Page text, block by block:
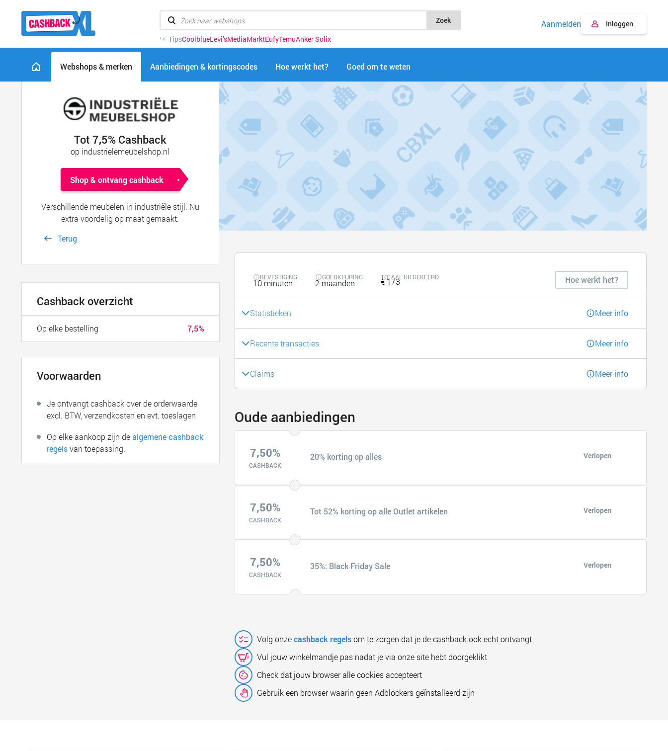
Zoek
TipsCoolblueLevi’sMediaMarktEufyTemuAnker Solix
Aanmelden Inloggen
Webshops & merken Aanbiedingen & kortingscodes Hoe werkt het? Goed om te weten
Tot 7,5% Cashback
op industrielemeubelshop.nl
Shop & ontvang cashback
Verschillende meubelen in industriële stijl. Nu
extra voordelig op maat gemaakt.
Terug
BEVESTIGING
10 minuten
GOEDKEURING
2 maanden
TOTAAL UITGEKEERD
€ 173 Hoe werkt het?
Statistieken Meer info
Recente transacties Meer info
Claims Meer info
Oude aanbiedingen
7,50%
CASHBACK
20% korting op alles Verlopen
7,50%
CASHBACK
Tot 52% korting op alle Outlet artikelen Verlopen
7,50%
CASHBACK
35%: Black Friday Sale Verlopen
Volg onzecashback regelsom te zorgen dat je de cashback ook echt ontvangt
Vul jouw winkelmandje pas nadat je via onze site hebt doorgeklikt
Check dat jouw browser alle cookies accepteert
Gebruik een browser waarin geen Adblockers geïnstalleerd zijn
Cashback overzicht
7,5%
Op elke bestelling
Voorwaarden
Je ontvangt cashback over de orderwaarde
excl. BTW, verzendkosten en evt. toeslagen
Op elke aankoop zijn dealgemene cashback
regelsvan toepassing.